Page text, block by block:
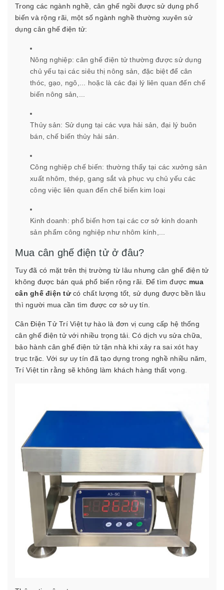
Trong các ngành nghề, cân ghế ngồi được sử dụng phổ
biến và rộng rãi, một số ngành nghề thường xuyên sử
dụng cân ghế điện tử:
Nông nghiệp: cân ghế điện tử thường được sử dụng
chủ yếu tại các siêu thị nông sản, đặc biệt để cân
thóc, gạo, ngô,... hoặc là các đại lý liên quan đến chế
biến nông sản,...
Thủy sản: Sử dụng tại các vựa hải sản, đại lý buôn
bán, chế biến thủy hải sản.
Công nghiệp chế biến: thường thấy tại các xưởng sản
xuất nhôm, thép, gang sắt và phục vụ chủ yếu các
công việc liên quan đến chế biến kim loại
Kinh doanh: phổ biến hơn tại các cơ sở kinh doanh
sản phẩm công nghiệp như nhôm kính,...
Mua cân ghế điện tử ở đâu?
Tuy đã có mặt trên thị trường từ lâu nhưng cân ghế điện tử
không được bán quá phổ biến rộng rãi. Để tìm được mua
cân ghế điện tửcó chất lượng tốt, sử dụng được bền lâu
thì người mua cần tìm được cơ sở uy tín.
Cân Điện Tử Trí Việt tự hào là đơn vị cung cấp hệ thống
cân ghế điện tử với nhiều trọng tải. Có dịch vụ sửa chữa,
bảo hành cân ghế điện tử tận nhà khi xảy ra sai xót hay
trục trặc. Với sự uy tín đã tạo dựng trong nghề nhiều năm,
Trí Việt tin rằng sẽ không làm khách hàng thất vọng.